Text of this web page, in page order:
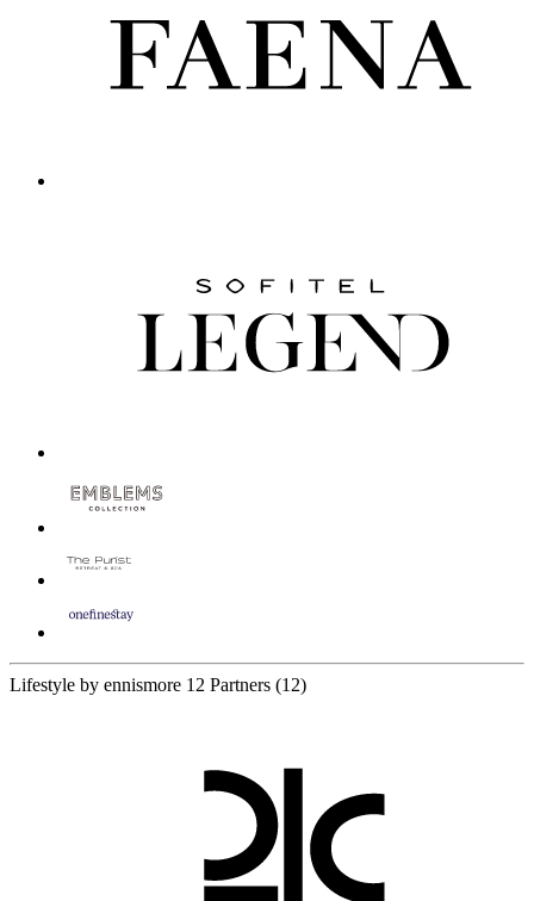
Lifestyle by ennismore 12 Partners (12)